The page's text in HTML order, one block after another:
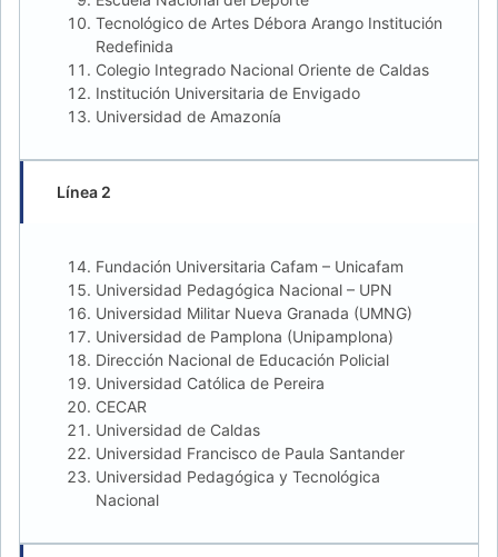
Tecnológico de Artes Débora Arango Institución
Redefinida
Colegio Integrado Nacional Oriente de Caldas
Institución Universitaria de Envigado
Universidad de Amazonía
Línea 2
Fundación Universitaria Cafam – Unicafam
Universidad Pedagógica Nacional – UPN
Universidad Militar Nueva Granada (UMNG)
Universidad de Pamplona (Unipamplona)
Dirección Nacional de Educación Policial
Universidad Católica de Pereira
CECAR
Universidad de Caldas
Universidad Francisco de Paula Santander
Universidad Pedagógica y Tecnológica
Nacional